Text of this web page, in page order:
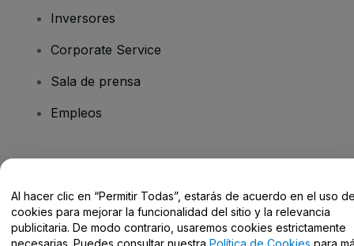
Inversores
Corporate Service
Sala de prensa
Empleos
Centro de Ayuda / Contacto
Al hacer clic en “Permitir Todas”, estarás de acuerdo en el uso
cookies para mejorar la funcionalidad del sitio y la relevancia
publicitaria. De modo contrario, usaremos cookies estrictamente
necesarias. Puedes consultar nuestra Política de Cookies para